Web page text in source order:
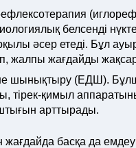
белсенді
әсер етеді. Бұл
жалпы жағдайды
шынықтыру (ЕДШ).
тірек-қимыл
арттырады.
жағдайда басқа да емдеу